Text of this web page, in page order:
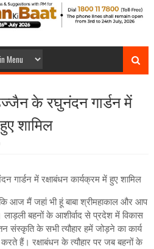
के रघुनंदन गार्डन में
शामिल
गार्डन में रक्षाबंधन कार्यक्रम में हुए शामिल
आज मैं जहां भी हूं बाबा श्रीमहाकाल और आप
बहनों के आशीर्वाद से प्रदेश में विकास
संस्कृति के सभी त्यौहार हमें जोड़ने का कार्य
हैं। रक्षाबंधन के त्यौहार पर जब बहनों के